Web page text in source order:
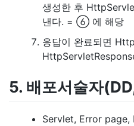
생성한 후
낸다. = ⑥ 에 해당
응답이 완료되면
5. 배포서술자
Servlet, Error page,